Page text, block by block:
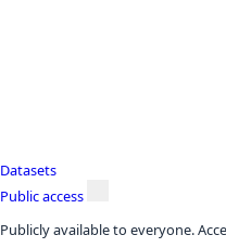
Datasets
Public access
Publicly available to everyone.